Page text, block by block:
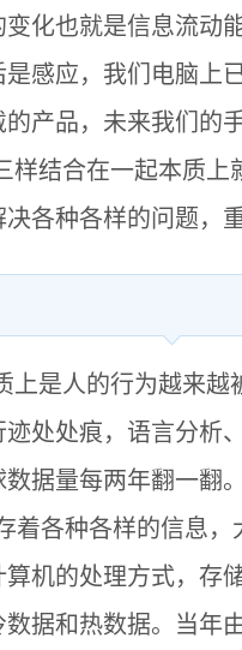
化也就是信息流动
感应，我们电脑上
产品，未来我们的
样结合在一起本质
各种各样的问题，
上是人的行为越来
处处痕，语言分析
据量每两年翻一翻
着各种各样的信息
机的处理方式，存
据和热数据。当年